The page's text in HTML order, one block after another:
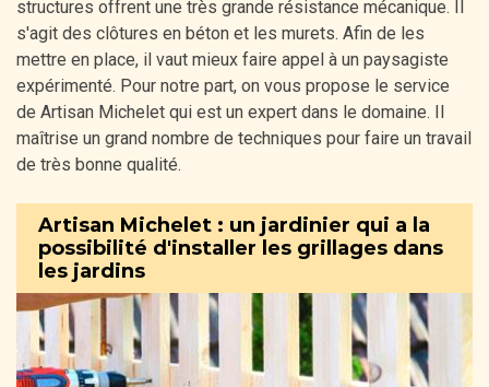
structures offrent une très grande résistance mécanique. Il
s'agit des clôtures en béton et les murets. Afin de les
mettre en place, il vaut mieux faire appel à un paysagiste
expérimenté. Pour notre part, on vous propose le service
de Artisan Michelet qui est un expert dans le domaine. Il
maîtrise un grand nombre de techniques pour faire un travail
de très bonne qualité.
Artisan Michelet : un jardinier qui a la
possibilité d'installer les grillages dans
les jardins